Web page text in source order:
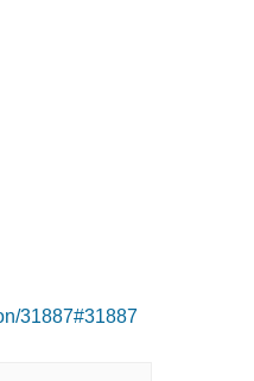
31887#31887